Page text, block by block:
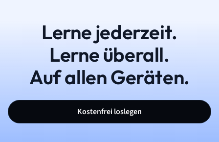
Lerne jederzeit.
Lerne überall.
Auf allen Geräten.
Kostenfrei loslegen